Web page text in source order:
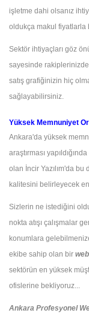
işletme dahi olsanız
oldukça makul fiyatlarla
Sektör ihtiyaçları göz
sayesinde
satış grafiğinizin hiç
sağlayabilirsiniz.
Yüksek Memnuniyet
Ankara'da yüksek
araştırması
olan İncir Yazılım'da
kalitesini belirleyecek
Sizlerin ne istediğini
nokta atışı çalışmalar
konumlara
ekibe sahip olan bir
sektörün en yüksek
ofislerine bekliyoruz...
Ankara Profesyonel